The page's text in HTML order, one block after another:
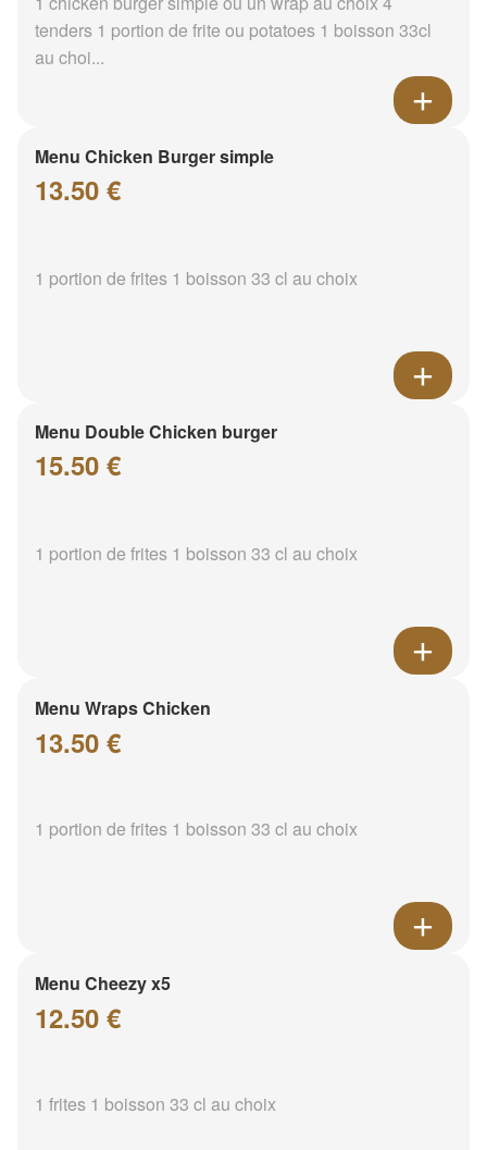
tenders 1 portion de frite ou potatoes 1 boisson 33cl
au choi...
Menu Chicken Burger simple
13.50 €
1 portion de frites 1 boisson 33 cl au choix
Menu Double Chicken burger
15.50 €
1 portion de frites 1 boisson 33 cl au choix
Menu Wraps Chicken
13.50 €
1 portion de frites 1 boisson 33 cl au choix
Menu Cheezy x5
12.50 €
1 frites 1 boisson 33 cl au choix